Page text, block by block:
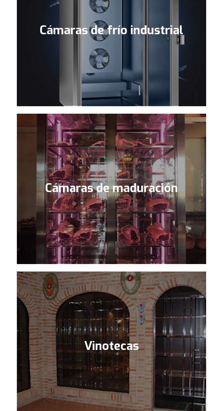
Cámaras de frío industrial
Cámaras de maduración
Vinotecas